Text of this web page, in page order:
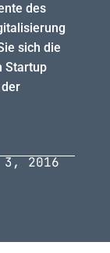
des
sich die
Startup
3, 2016